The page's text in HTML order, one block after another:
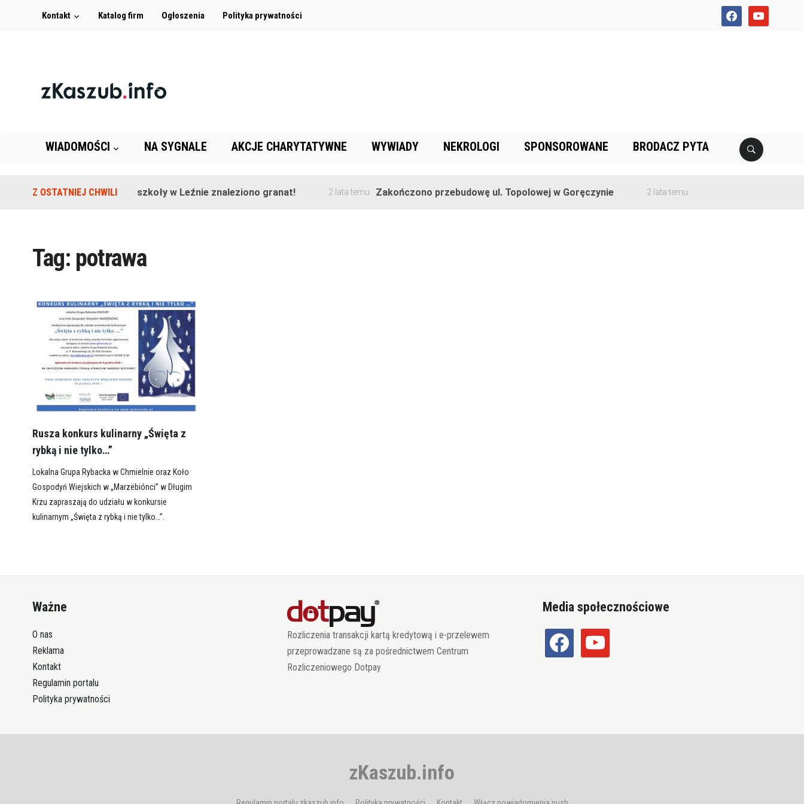
facebookyoutube
Kontakt Katalog firm Ogłoszenia Polityka prywatności
WIADOMOŚCI NA SYGNALE AKCJE CHARYTATYWNE WYWIADY NEKROLOGI SPONSOROWANE BRODACZ PYTA
Z OSTATNIEJ CHWILINa terenie szkoły w Leźnie znaleziono granat! 2 lata temu Zakończono przebudowę ul. Topolowej w Goręczynie 2 lata temu
Tag: potrawa
Rusza konkurs kulinarny „Święta z
rybką i nie tylko…”
Lokalna Grupa Rybacka w Chmielnie oraz Koło
Gospodyń Wiejskich w „Marzëbiónci” w Długim
Krzu zapraszają do udziału w konkursie
kulinarnym „Święta z rybką i nie tylko…”.
Ważne
O nas
Reklama
Kontakt
Regulamin portalu
Polityka prywatności
Rozliczenia transakcji kartą kredytową i e-przelewem
przeprowadzane są za pośrednictwem Centrum
Rozliczeniowego Dotpay
Media społecznościowe
facebook youtube
zKaszub.info